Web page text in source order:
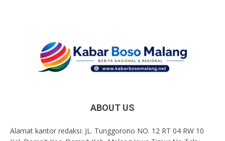
ABOUT US
Alamat kantor redaksi: JL. Tunggorono NO. 12 RT 04 RW 10